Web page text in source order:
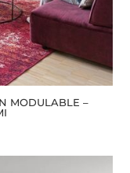
MODULABLE –